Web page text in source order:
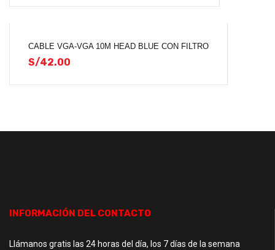
CABLE VGA-VGA 10M HEAD BLUE CON FILTRO
S/42.00
INFORMACIÓN DEL CONTACTO
Llámanos gratis las 24 horas del día, los 7 días de la semana